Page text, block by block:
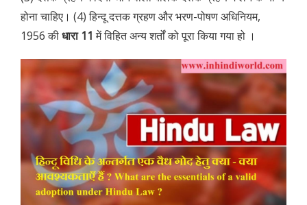
होना चाहिए। (4) हिन्दू दत्तक ग्रहण और भरण-पोषण अधिनियम,
1956 कीधारा 11 में विहित अन्य शर्तों को पूरा किया गया हो ।